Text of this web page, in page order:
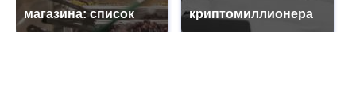
магазина: список
криптомиллионера